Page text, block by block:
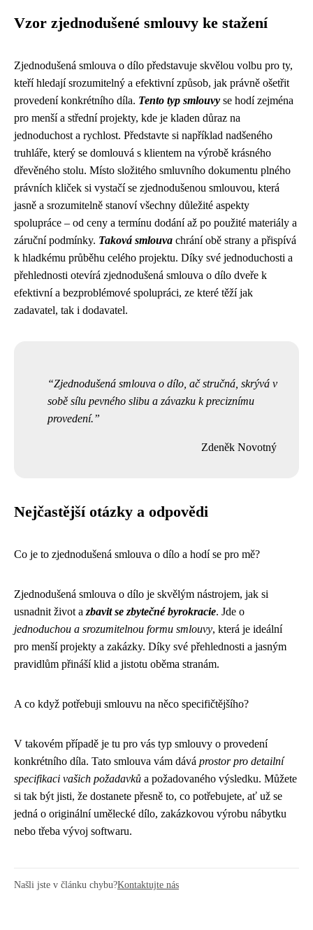
Vzor zjednodušené smlouvy ke stažení
Zjednodušená smlouva o dílo představuje skvělou volbu pro ty,
kteří hledají srozumitelný a efektivní způsob, jak právně ošetřit
provedení konkrétního díla. Tento typ smlouvy se hodí zejména
pro menší a střední projekty, kde je kladen důraz na
jednoduchost a rychlost. Představte si například nadšeného
truhláře, který se domlouvá s klientem na výrobě krásného
dřevěného stolu. Místo složitého smluvního dokumentu plného
právních kliček si vystačí se zjednodušenou smlouvou, která
jasně a srozumitelně stanoví všechny důležité aspekty
spolupráce – od ceny a termínu dodání až po použité materiály a
záruční podmínky. Taková smlouva chrání obě strany a přispívá
k hladkému průběhu celého projektu. Díky své jednoduchosti a
přehlednosti otevírá zjednodušená smlouva o dílo dveře k
efektivní a bezproblémové spolupráci, ze které těží jak
zadavatel, tak i dodavatel.
Zjednodušená smlouva o dílo, ač stručná, skrývá v
sobě sílu pevného slibu a závazku k preciznímu
provedení.
Zdeněk Novotný
Nejčastější otázky a odpovědi
Co je to zjednodušená smlouva o dílo a hodí se pro mě?
Zjednodušená smlouva o dílo je skvělým nástrojem, jak si
usnadnit život a zbavit se zbytečné byrokracie. Jde o
jednoduchou a srozumitelnou formu smlouvy, která je ideální
pro menší projekty a zakázky. Díky své přehlednosti a jasným
pravidlům přináší klid a jistotu oběma stranám.
A co když potřebuji smlouvu na něco specifičtějšího?
V takovém případě je tu pro vás typ smlouvy o provedení
konkrétního díla. Tato smlouva vám dává prostor pro detailní
specifikaci vašich požadavků a požadovaného výsledku. Můžete
si tak být jisti, že dostanete přesně to, co potřebujete, ať už se
jedná o originální umělecké dílo, zakázkovou výrobu nábytku
nebo třeba vývoj softwaru.
Našli jste v článku chybu?Kontaktujte nás